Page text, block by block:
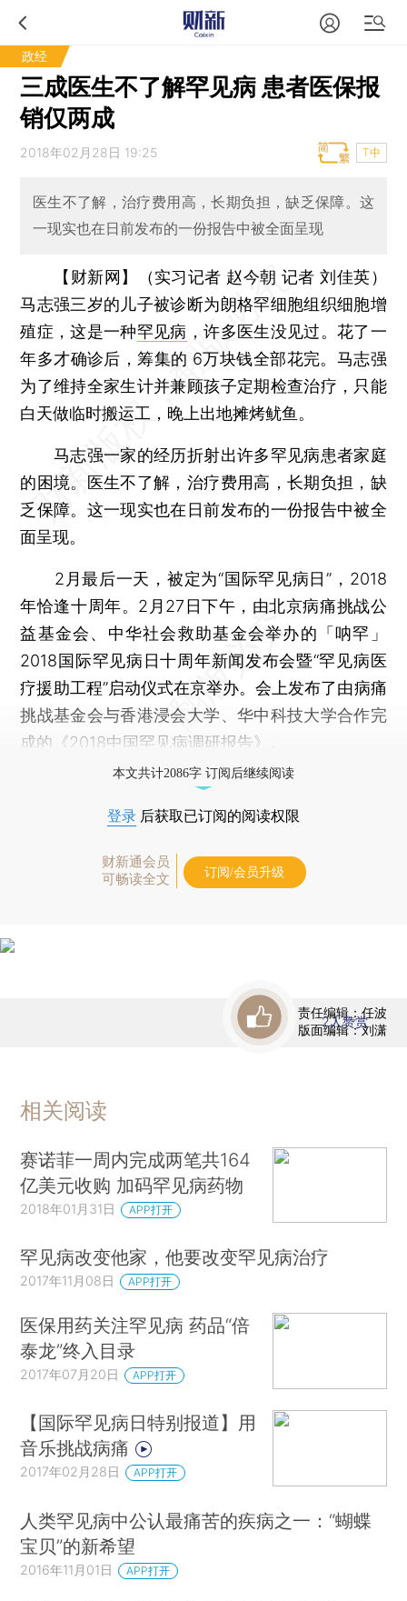
政经
三成医生不了解罕见病 患者医保报
销仅两成
2018年02月28日 19:25 T中
医生不了解，治疗费用高，长期负担，缺乏保障。这
一现实也在日前发布的一份报告中被全面呈现
【财新网】（实习记者 赵今朝 记者 刘佳英）
马志强三岁的儿子被诊断为朗格罕细胞组织细胞增
殖症，这是一种罕见病 ，许多医生没见过。花了一
年多才确诊后，筹集的 6万块钱全部花完。马志强
为了维持全家生计并兼顾孩子定期检查治疗，只能
白天做临时搬运工，晚上出地摊烤鱿鱼。
马志强一家的经历折射出许多罕见病患者家庭
的困境。医生不了解，治疗费用高，长期负担，缺
乏保障。这一现实也在日前发布的一份报告中被全
面呈现。
2月最后一天，被定为“国际罕见病日”，2018
年恰逢十周年。2月27日下午，由北京病痛挑战公
益基金会、中华社会救助基金会举办的「呐罕」
2018国际罕见病日十周年新闻发布会暨“罕见病医
疗援助工程”启动仪式在京举办。会上发布了由病痛
挑战基金会与香港浸会大学、华中科技大学合作完
成的《2018中国罕见病调研报告》。
本文共计2086字 订阅后继续阅读
登录 后获取已订阅的阅读权限
财新通会员
可畅读全文
订阅/会员升级
责任编辑：任波
版面编辑：刘潇
2人赞赏
相关阅读
赛诺菲一周内完成两笔共164
亿美元收购 加码罕见病药物
2018年01月31日 APP打开
罕见病改变他家，他要改变罕见病治疗
2017年11月08日 APP打开
医保用药关注罕见病 药品“倍
泰龙”终入目录
2017年07月20日 APP打开
【国际罕见病日特别报道】用
音乐挑战病痛
2017年02月28日 APP打开
人类罕见病中公认最痛苦的疾病之一：“蝴蝶
宝贝”的新希望
2016年11月01日 APP打开